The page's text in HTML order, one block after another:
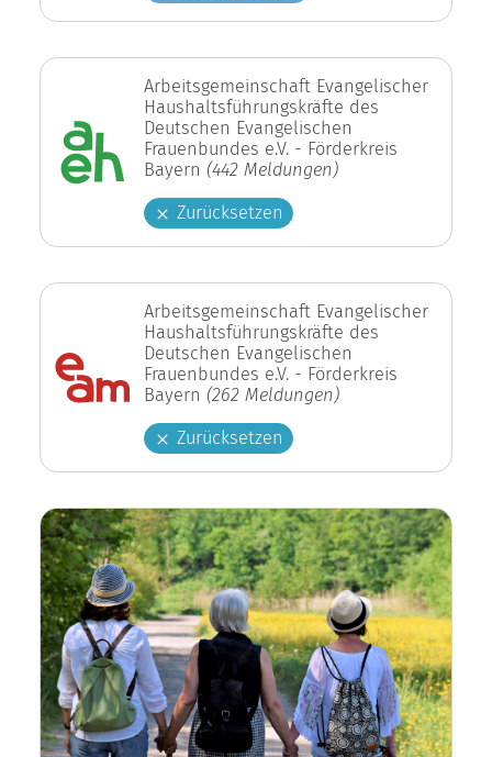
Arbeitsgemeinschaft Evangelischer
Haushaltsführungskräfte des
Deutschen Evangelischen
Frauenbundes e.V. - Förderkreis
Bayern (442 Meldungen)
Zurücksetzen
Arbeitsgemeinschaft Evangelischer
Haushaltsführungskräfte des
Deutschen Evangelischen
Frauenbundes e.V. - Förderkreis
Bayern (262 Meldungen)
Zurücksetzen